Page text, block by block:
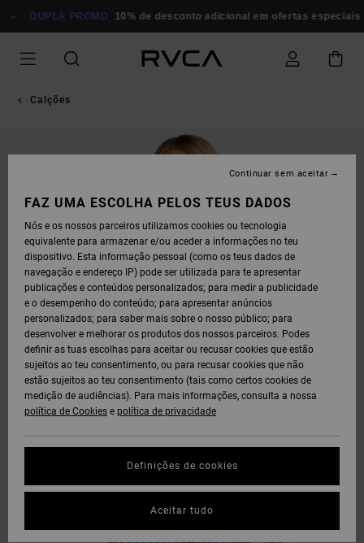
PARADUPLA PROMO 10% de desconto adicional em ofertas especiais
Calções
FAZ UMA ESCOLHA PELOS TEUS DADOS
Nós e os nossos parceiros utilizamos cookies ou tecnologia
equivalente para armazenar e/ou aceder a informações no teu
dispositivo. Esta informação pessoal (como os teus dados de
navegação e endereço IP) pode ser utilizada para te apresentar
publicações e conteúdos personalizados; para medir a publicidade
e o desempenho do conteúdo; para apresentar anúncios
personalizados; para saber mais sobre o nosso público; para
desenvolver e melhorar os produtos dos nossos parceiros. Podes
definir as tuas escolhas para aceitar ou recusar cookies que estão
sujeitos ao teu consentimento, ou para recusar cookies que não
estão sujeitos ao teu consentimento (tais como certos cookies de
medição de audiências). Para mais informações, consulta a nossa
política de Cookies e política de privacidade
Definições de cookies
Continuar sem aceitar
Aceitar tudo